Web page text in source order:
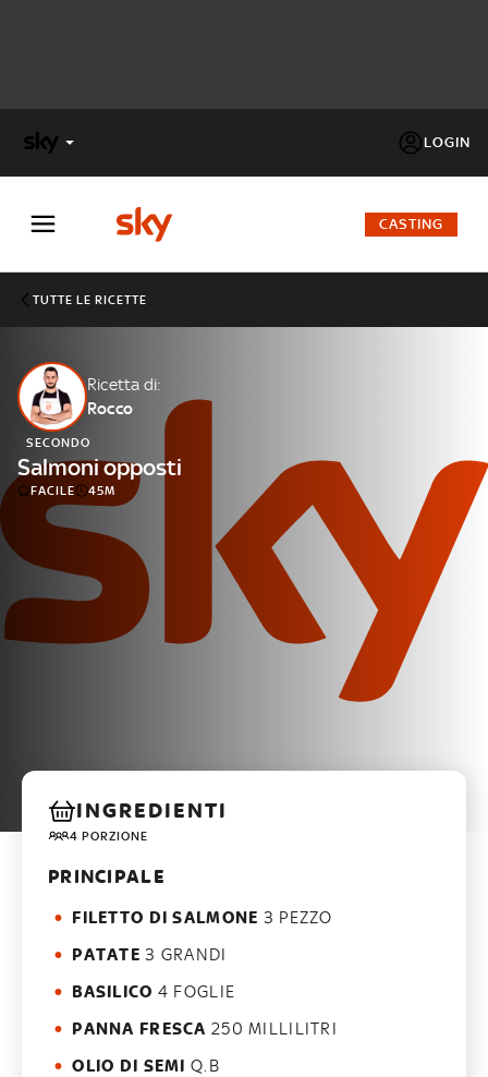
LOGIN
FACTOR
Cos’altro vedere:
PROGRAMMI SKY
Un mondo di offerte:
SKY.IT
NOW
CASTING
TUTTE LE RICETTE
Ricetta di:
Rocco
SECONDO
Salmoni opposti
FACILE 45M
INGREDIENTI
4 PORZIONE
PRINCIPALE
FILETTO DI SALMONE 3 PEZZO
PATATE 3 GRANDI
BASILICO 4 FOGLIE
PANNA FRESCA 250 MILLILITRI
OLIO DI SEMI Q.B